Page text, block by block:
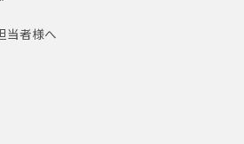
当者様へ